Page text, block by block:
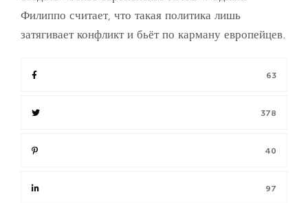
63
378
40
97
Филиппо считает, что такая политика лишь
затягивает конфликт и бьёт по карману европейцев.